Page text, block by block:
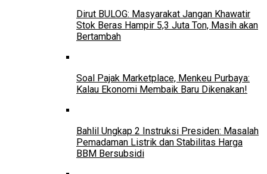
Dirut BULOG: Masyarakat Jangan Khawatir
Stok Beras Hampir 5,3 Juta Ton, Masih akan
Bertambah
Soal Pajak Marketplace, Menkeu Purbaya:
Kalau Ekonomi Membaik Baru Dikenakan!
Bahlil Ungkap 2 Instruksi Presiden: Masalah
Pemadaman Listrik dan Stabilitas Harga
BBM Bersubsidi